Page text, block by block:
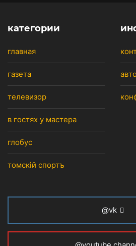
категории
главная
газета
телевизор
в гостях у мастера
глобус
томскiй спортъ
@vk